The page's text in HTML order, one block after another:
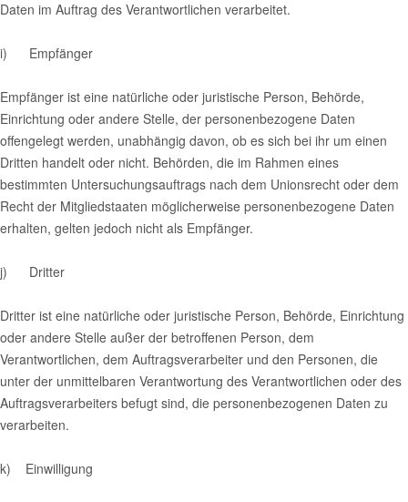
Daten im Auftrag des Verantwortlichen verarbeitet.
i) Empfänger
Empfänger ist eine natürliche oder juristische Person, Behörde,
Einrichtung oder andere Stelle, der personenbezogene Daten
offengelegt werden, unabhängig davon, ob es sich bei ihr um einen
Dritten handelt oder nicht. Behörden, die im Rahmen eines
bestimmten Untersuchungsauftrags nach dem Unionsrecht oder dem
Recht der Mitgliedstaaten möglicherweise personenbezogene Daten
erhalten, gelten jedoch nicht als Empfänger.
j) Dritter
Dritter ist eine natürliche oder juristische Person, Behörde, Einrichtung
oder andere Stelle außer der betroffenen Person, dem
Verantwortlichen, dem Auftragsverarbeiter und den Personen, die
unter der unmittelbaren Verantwortung des Verantwortlichen oder des
Auftragsverarbeiters befugt sind, die personenbezogenen Daten zu
verarbeiten.
k) Einwilligung